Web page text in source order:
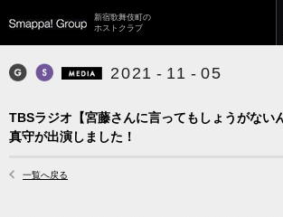
新宿歌舞伎町の
ホストクラブ
Smappa! Group
Smappa! Hans Axel von Fersen
Media
2021 - 11 - 05
TBSラジオ【宮藤さんに言ってもしょうがない
真守が出演しました！
一覧へ戻る